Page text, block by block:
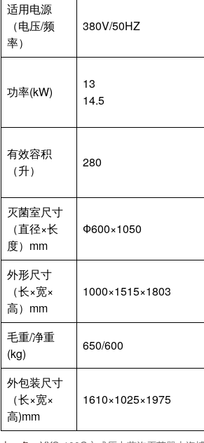
适用电源
（电压/频
率）
380V/50HZ
功率(kW)
13
14.5
有效容积
（升）
280
灭菌室尺寸
（直径×长
度）mm
Ф600×1050
外形尺寸
（长×宽×
高）mm
1000×1515×1803
毛重/净重
(kg)
650/600
外包装尺寸
（长×宽×
高)mm
1610×1025×1975